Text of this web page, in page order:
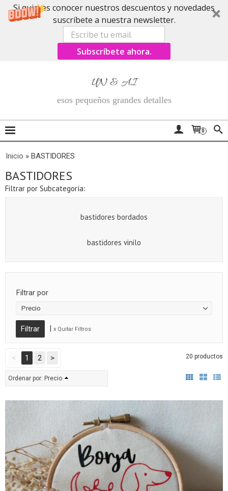
Si quieres conocer nuestros descuentos y novedades
suscríbete a nuestra newsletter.
Subscríbete ahora.
UN & AI
esos pequeños grandes detalles
0
Inicio » BASTIDORES
BASTIDORES
Filtrar por Subcategoría:
bastidores bordados
bastidores vinilo
Filtrar por
Precio
x Quitar Filtros
< 1 2 > 20 productos
Ordenar por: Precio